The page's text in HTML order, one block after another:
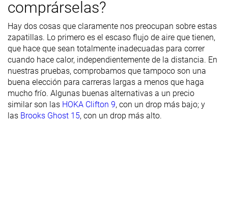
Anchura /
ajuste
Anchura de la
parte
delantera
Media Media Media
Flexibilidad Moderada -
Rigidez
torsional
Rígidas Moderadas Moderadas
comprárselas?
Hay dos cosas que claramente nos preocupan sobre estas
zapatillas. Lo primero es el escaso flujo de aire que tienen,
que hace que sean totalmente inadecuadas para correr
cuando hace calor, independientemente de la distancia. En
nuestras pruebas, comprobamos que tampoco son una
buena elección para carreras largas a menos que haga
mucho frío. Algunas buenas alternativas a un precio
similar son las HOKA Clifton 9, con un drop más bajo; y
las Brooks Ghost 15, con un drop más alto.